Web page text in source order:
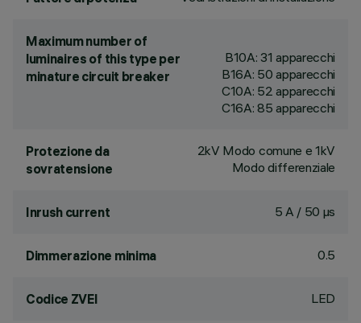
Maximum number of
luminaires of this type per
minature circuit breaker
B10A: 31 apparecchi
B16A: 50 apparecchi
C10A: 52 apparecchi
C16A: 85 apparecchi
Protezione da
sovratensione
2kV Modo comune e 1kV
Modo differenziale
Inrush current 5 A / 50 µs
Dimmerazione minima 0.5
Codice ZVEI LED